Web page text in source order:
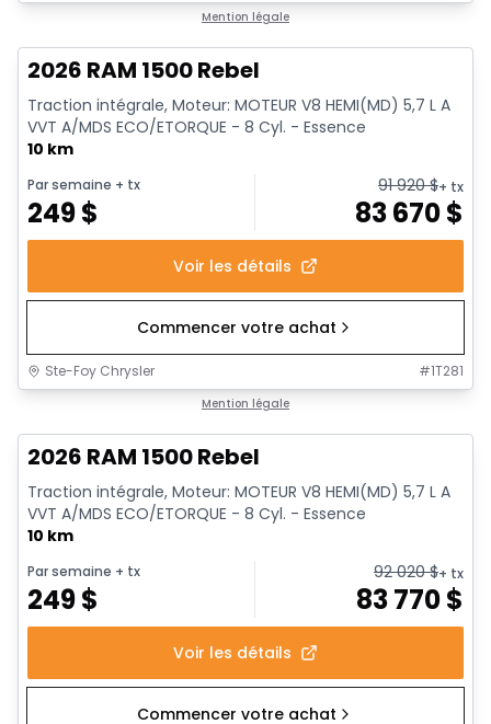
Mention légale
2026 RAM 1500 Rebel
Traction intégrale, Moteur: MOTEUR V8 HEMI(MD) 5,7 L A
VVT A/MDS ECO/ETORQUE - 8 Cyl. - Essence
10 km
Par semaine + tx
249$
91 920$+ tx
83 670$
Voir les détails
Commencer votre achat
Ste-Foy Chrysler #1T281
Mention légale
2026 RAM 1500 Rebel
Traction intégrale, Moteur: MOTEUR V8 HEMI(MD) 5,7 L A
VVT A/MDS ECO/ETORQUE - 8 Cyl. - Essence
10 km
Par semaine + tx
249$
92 020$+ tx
83 770$
Voir les détails
Commencer votre achat